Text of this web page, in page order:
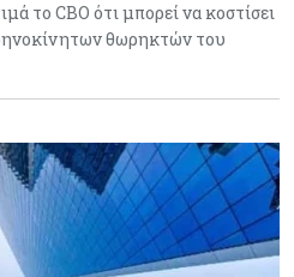
το CBO ότι μπορεί να κοστίσει
θωρηκτών του